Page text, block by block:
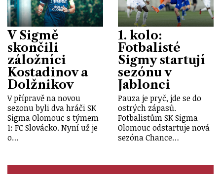
V Sigmě
skončili
záložníci
Kostadinov a
Dolžnikov
V přípravě na novou
sezonu byli dva hráči SK
Sigma Olomouc s týmem
1: FC Slovácko. Nyní už je
o…
1. kolo:
Fotbalisté
Sigmy startují
sezónu v
Jablonci
Pauza je pryč, jde se do
ostrých zápasů.
Fotbalistům SK Sigma
Olomouc odstartuje nová
sezóna Chance…